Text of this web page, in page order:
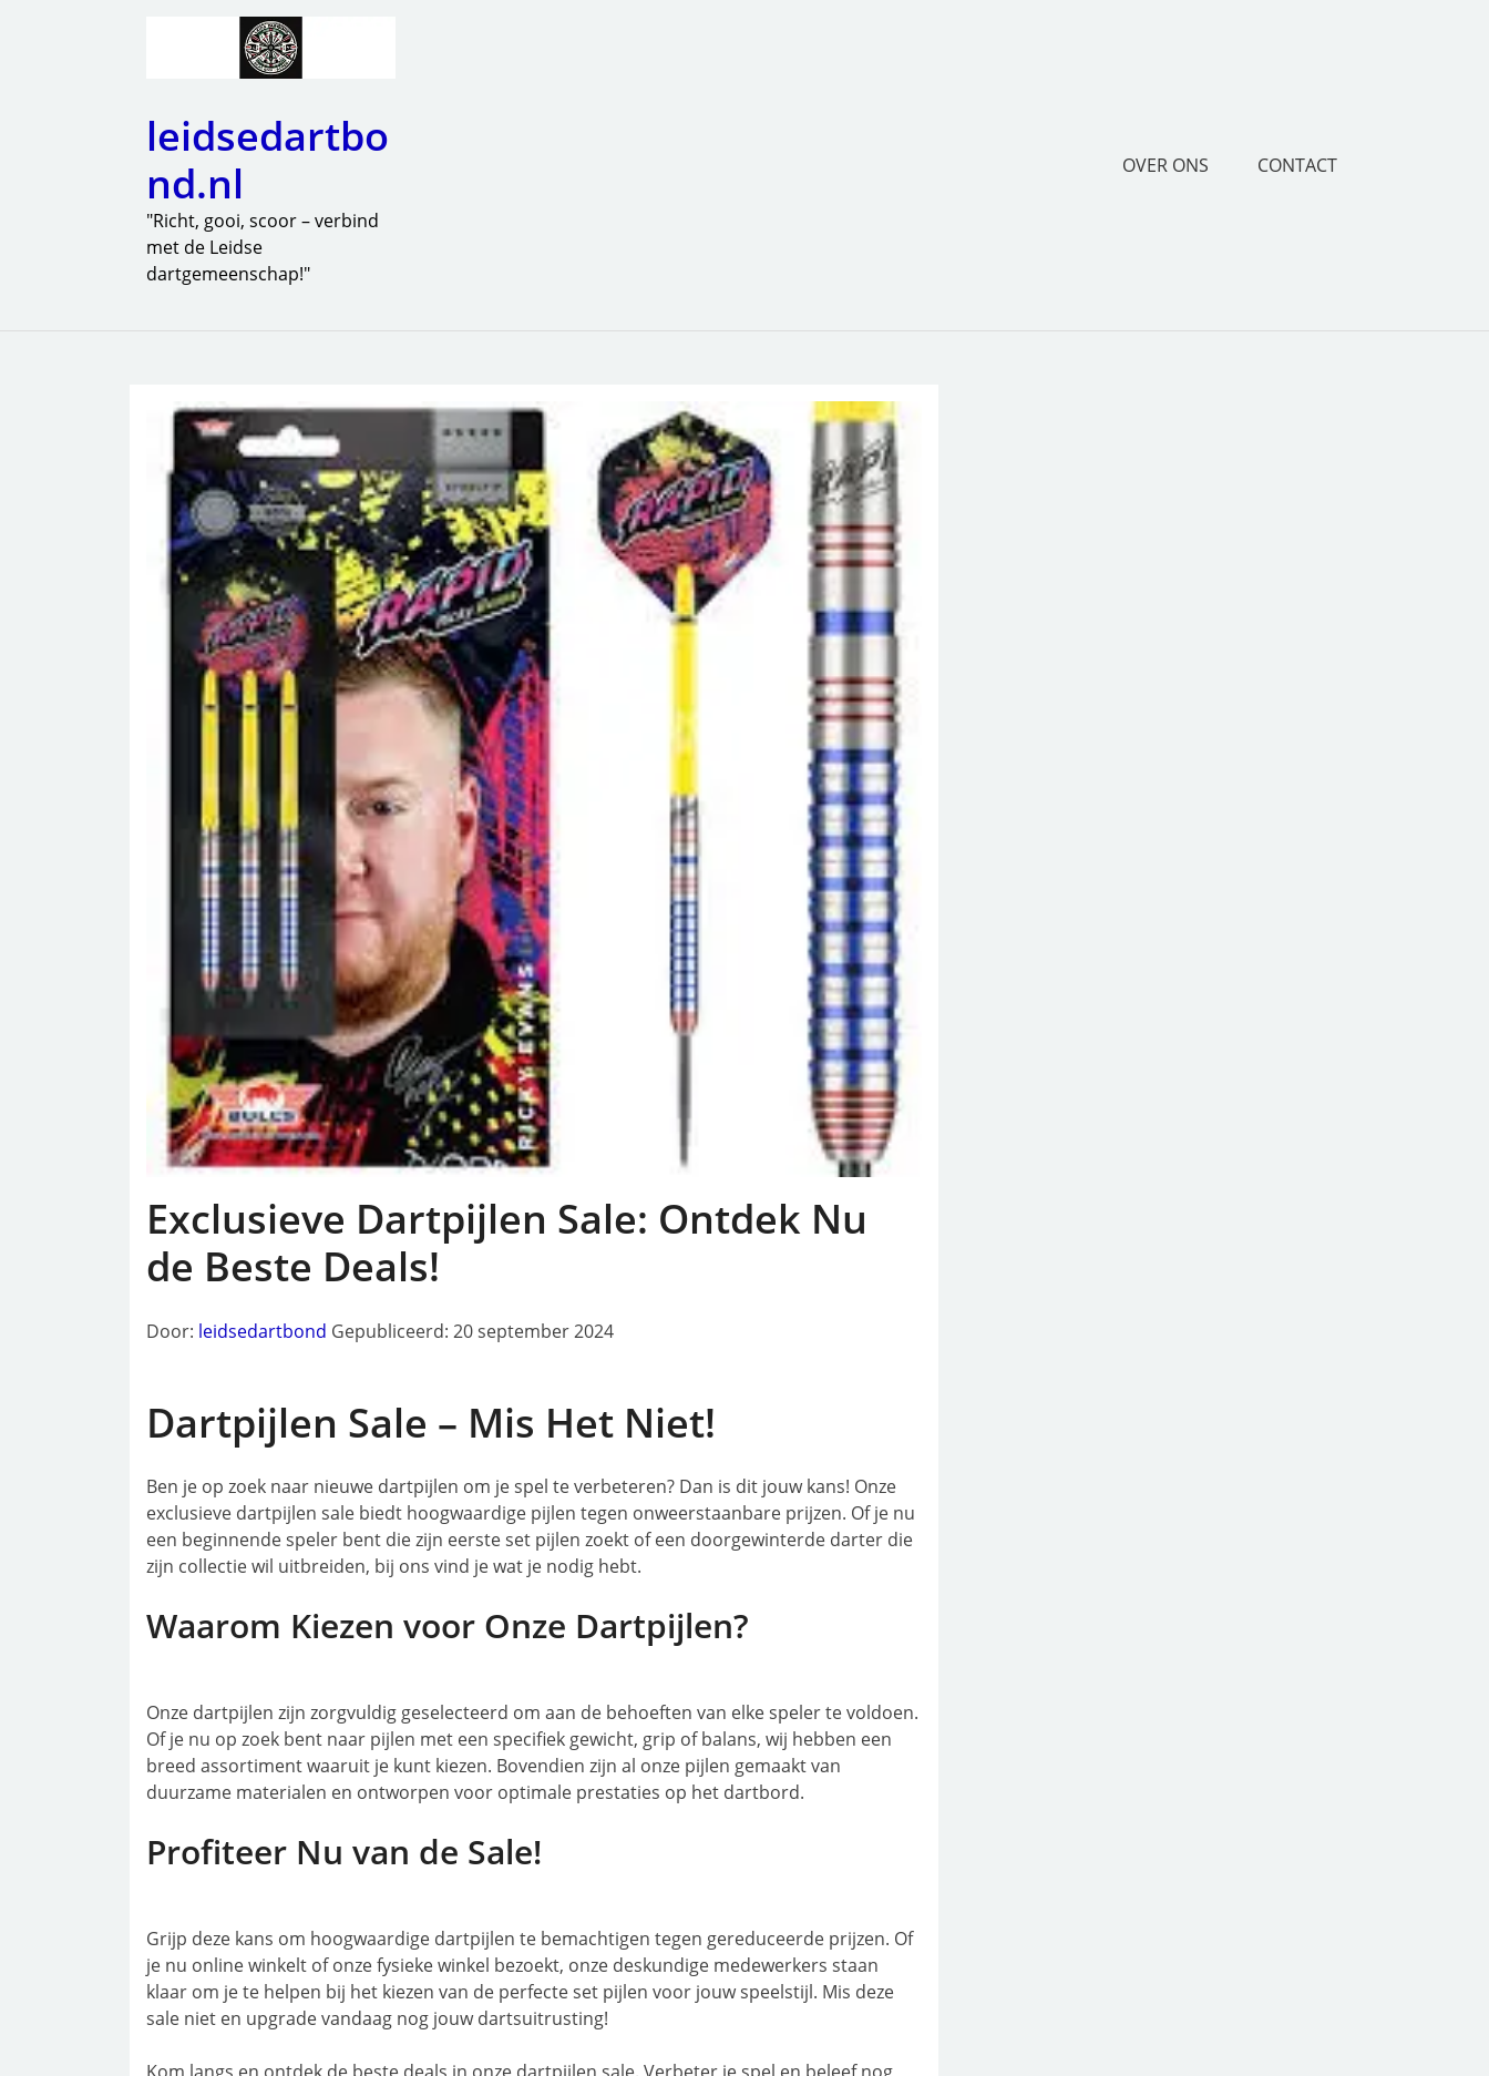
leidsedartbo
nd.nl
"Richt, gooi, scoor – verbind
met de Leidse
dartgemeenschap!"
OVER ONS CONTACT
Exclusieve Dartpijlen Sale: Ontdek Nu
de Beste Deals!
Door: leidsedartbond Gepubliceerd: 20 september 2024
Dartpijlen Sale – Mis Het Niet!
Ben je op zoek naar nieuwe dartpijlen om je spel te verbeteren? Dan is dit jouw kans! Onze
exclusieve dartpijlen sale biedt hoogwaardige pijlen tegen onweerstaanbare prijzen. Of je nu
een beginnende speler bent die zijn eerste set pijlen zoekt of een doorgewinterde darter die
zijn collectie wil uitbreiden, bij ons vind je wat je nodig hebt.
Waarom Kiezen voor Onze Dartpijlen?
Onze dartpijlen zijn zorgvuldig geselecteerd om aan de behoeften van elke speler te voldoen.
Of je nu op zoek bent naar pijlen met een specifiek gewicht, grip of balans, wij hebben een
breed assortiment waaruit je kunt kiezen. Bovendien zijn al onze pijlen gemaakt van
duurzame materialen en ontworpen voor optimale prestaties op het dartbord.
Profiteer Nu van de Sale!
Grijp deze kans om hoogwaardige dartpijlen te bemachtigen tegen gereduceerde prijzen. Of
je nu online winkelt of onze fysieke winkel bezoekt, onze deskundige medewerkers staan
klaar om je te helpen bij het kiezen van de perfecte set pijlen voor jouw speelstijl. Mis deze
sale niet en upgrade vandaag nog jouw dartsuitrusting!